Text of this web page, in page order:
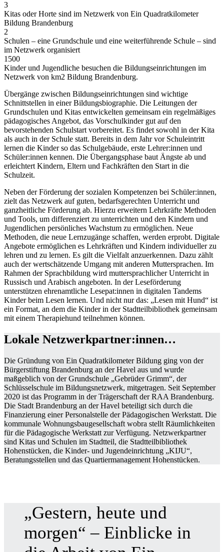
3
Kitas oder Horte sind im Netzwerk von Ein Quadratkilometer
Bildung Brandenburg
2
Schulen – eine Grundschule und eine weiterführende Schule – sind
im Netzwerk organisiert
1500
Kinder und Jugendliche besuchen die Bildungseinrichtungen im
Netzwerk von km2 Bildung Brandenburg.
Übergänge zwischen Bildungseinrichtungen sind wichtige
Schnittstellen in einer Bildungsbiographie. Die Leitungen der
Grundschulen und Kitas entwickelten gemeinsam ein regelmäßiges
pädagogisches Angebot, das Vorschulkinder gut auf den
bevorstehenden Schulstart vorbereitet. Es findet sowohl in der Kita
als auch in der Schule statt. Bereits in dem Jahr vor Schuleintritt
lernen die Kinder so das Schulgebäude, erste Lehrer:innen und
Schüler:innen kennen. Die Übergangsphase baut Ängste ab und
erleichtert Kindern, Eltern und Fachkräften den Start in die
Schulzeit.
Neben der Förderung der sozialen Kompetenzen bei Schüler:innen,
zielt das Netzwerk auf guten, bedarfsgerechten Unterricht und
ganzheitliche Förderung ab. Hierzu erweitern Lehrkräfte Methoden
und Tools, um differenziert zu unterrichten und den Kindern und
Jugendlichen persönliches Wachstum zu ermöglichen. Neue
Methoden, die neue Lernzugänge schaffen, werden erprobt. Digitale
Angebote ermöglichen es Lehrkräften und Kindern individueller zu
lehren und zu lernen. Es gilt die Vielfalt anzuerkennen. Dazu zählt
auch der wertschätzende Umgang mit anderen Muttersprachen. Im
Rahmen der Sprachbildung wird muttersprachlicher Unterricht in
Russisch und Arabisch angeboten. In der Leseförderung
unterstützen ehrenamtliche Lesepat:innen in digitalen Tandems
Kinder beim Lesen lernen. Und nicht nur das: „Lesen mit Hund“ ist
ein Format, an dem die Kinder in der Stadtteilbibliothek gemeinsam
mit einem Therapiehund teilnehmen können.
Lokale Netzwerkpartner:innen…
Die Gründung von Ein Quadratkilometer Bildung ging von der
Bürgerstiftung Brandenburg an der Havel aus und wurde
maßgeblich von der Grundschule „Gebrüder Grimm“, der
Schlüsselschule im Bildungsnetzwerk, mitgetragen. Seit September
2020 ist das Programm in der Trägerschaft der RAA Brandenburg.
Die Stadt Brandenburg an der Havel beteiligt sich durch die
Finanzierung einer Personalstelle der Pädagogischen Werkstatt. Die
kommunale Wohnungsbaugesellschaft wobra stellt Räumlichkeiten
für die Pädagogische Werkstatt zur Verfügung. Netzwerkpartner
sind Kitas und Schulen im Stadtteil, die Stadtteilbibliothek
Hohenstücken, die Kinder- und Jugendeinrichtung „KIJU“,
Beratungsstellen und das Quartiermanagement Hohenstücken.
„Gestern, heute und
morgen“ – Einblicke in